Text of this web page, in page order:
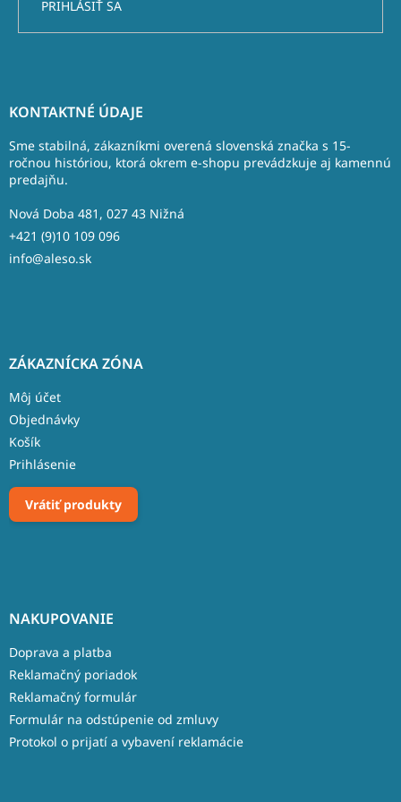
PRIHLÁSIŤ SA
KONTAKTNÉ ÚDAJE
Sme stabilná, zákazníkmi overená slovenská značka s 15-
ročnou históriou, ktorá okrem e-shopu prevádzkuje aj kamennú
predajňu.
Nová Doba 481, 027 43 Nižná
+421 (9)10 109 096
info@aleso.sk
ZÁKAZNÍCKA ZÓNA
Môj účet
Objednávky
Košík
Prihlásenie
Vrátiť produkty
NAKUPOVANIE
Doprava a platba
Reklamačný poriadok
Reklamačný formulár
Formulár na odstúpenie od zmluvy
Protokol o prijatí a vybavení reklamácie